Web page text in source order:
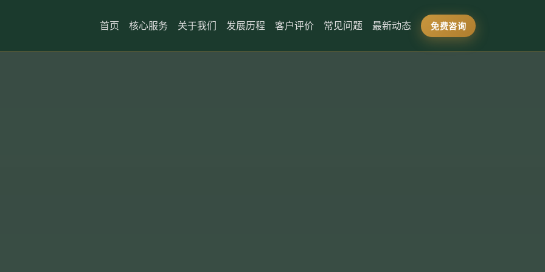
首页 核心服务 关于我们 发展历程 客户评价 常见问题 最新动态 免费咨询